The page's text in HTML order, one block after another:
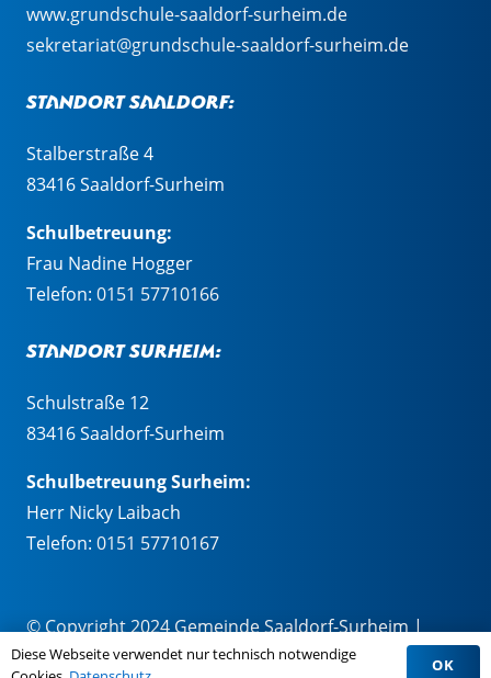
www.grundschule-saaldorf-surheim.de
sekretariat@grundschule-saaldorf-surheim.de
Standort Saaldorf:
Stalberstraße 4
83416 Saaldorf-Surheim
Schulbetreuung:
Frau Nadine Hogger
Telefon: 0151 57710166
Standort Surheim:
Schulstraße 12
83416 Saaldorf-Surheim
Schulbetreuung Surheim:
Herr Nicky Laibach
Telefon: 0151 57710167
© Copyright 2024 Gemeinde Saaldorf-Surheim |
Impressum|Datenschutz
Diese Webseite verwendet nur technisch notwendige
OK